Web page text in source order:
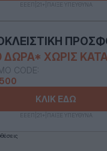
ΕΕΕΠ|21+|ΠΑΙΞΕ ΥΠΕΥΘΥΝΑ
ΔΏΡΑ* ΧΩΡΊΣ
CODE:
ΕΕΕΠ|21+|ΠΑΙΞΕ ΥΠΕΥΘΥΝΑ
ΚΛΙΚ ΕΔΩ